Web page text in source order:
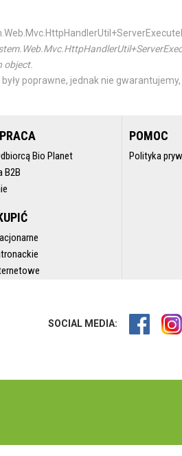
object.
poprawne, jednak nie
Bio Planet
B2B
POMOC
Polityka
SOCIAL MEDIA: